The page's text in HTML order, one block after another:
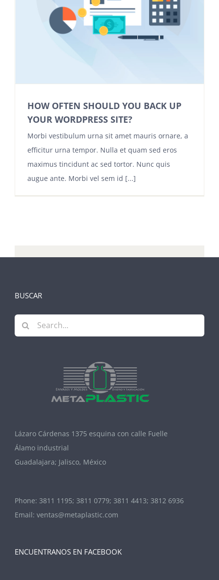
HOW OFTEN SHOULD YOU BACK UP
YOUR WORDPRESS SITE?
Morbi vestibulum urna sit amet mauris ornare, a
efficitur urna tempor. Nulla et quam sed eros
maximus tincidunt ac sed tortor. Nunc quis
augue ante. Morbi vel sem id [...]
BUSCAR
Search
for:
Lázaro Cárdenas 1375 esquina con calle Fuelle
Álamo industrial
Guadalajara; Jalisco, México
Phone: 3811 1195; 3811 0779; 3811 4413; 3812 6936
Email: ventas@metaplastic.com
ENCUENTRANOS EN FACEBOOK